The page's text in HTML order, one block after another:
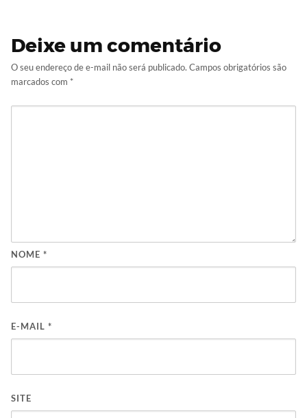
Deixe um comentário
O seu endereço de e-mail não será publicado. Campos obrigatórios são
marcados com *
NOME *
E-MAIL *
SITE